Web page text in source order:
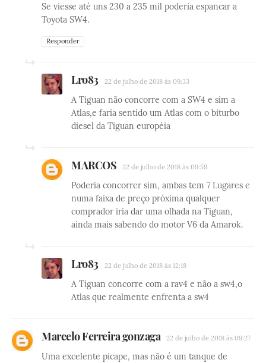
Se viesse até uns 230 a 235 mil poderia espancar a
Toyota SW4.
Responder
Lro83 22 de julho de 2018 às 09:33
A Tiguan não concorre com a SW4 e sim a
Atlas,e faria sentido um Atlas com o biturbo
diesel da Tiguan européia
MARCOS 22 de julho de 2018 às 09:59
Poderia concorrer sim, ambas tem 7 Lugares e
numa faixa de preço próxima qualquer
comprador iria dar uma olhada na Tiguan,
ainda mais sabendo do motor V6 da Amarok.
Lro83 22 de julho de 2018 às 12:18
A Tiguan concorre com a rav4 e não a sw4,o
Atlas que realmente enfrenta a sw4
Marcelo Ferreira gonzaga 22 de julho de 2018 às 09:27
Uma excelente picape, mas não é um tanque de